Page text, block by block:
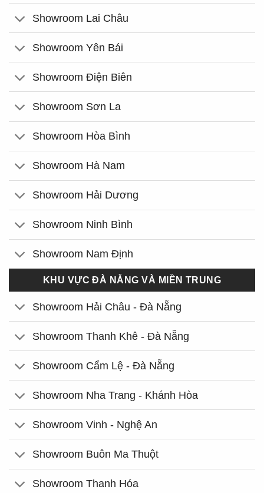
Showroom Lai Châu
Showroom Yên Bái
Showroom Điện Biên
Showroom Sơn La
Showroom Hòa Bình
Showroom Hà Nam
Showroom Hải Dương
Showroom Ninh Bình
Showroom Nam Định
KHU VỰC ĐÀ NẴNG VÀ MIỀN TRUNG
Showroom Hải Châu - Đà Nẵng
Showroom Thanh Khê - Đà Nẵng
Showroom Cẩm Lệ - Đà Nẵng
Showroom Nha Trang - Khánh Hòa
Showroom Vinh - Nghệ An
Showroom Buôn Ma Thuột
Showroom Thanh Hóa